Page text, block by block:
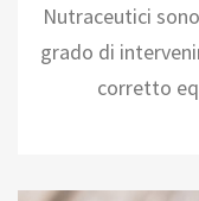
Nutraceutici
grado di
corretto